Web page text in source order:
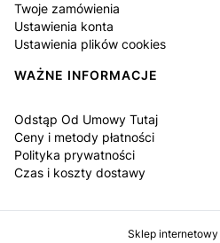
Twoje zamówienia
Ustawienia konta
Ustawienia plików cookies
WAŻNE INFORMACJE
Odstąp Od Umowy Tutaj
Ceny i metody płatności
Polityka prywatności
Czas i koszty dostawy
Sklep internetowy